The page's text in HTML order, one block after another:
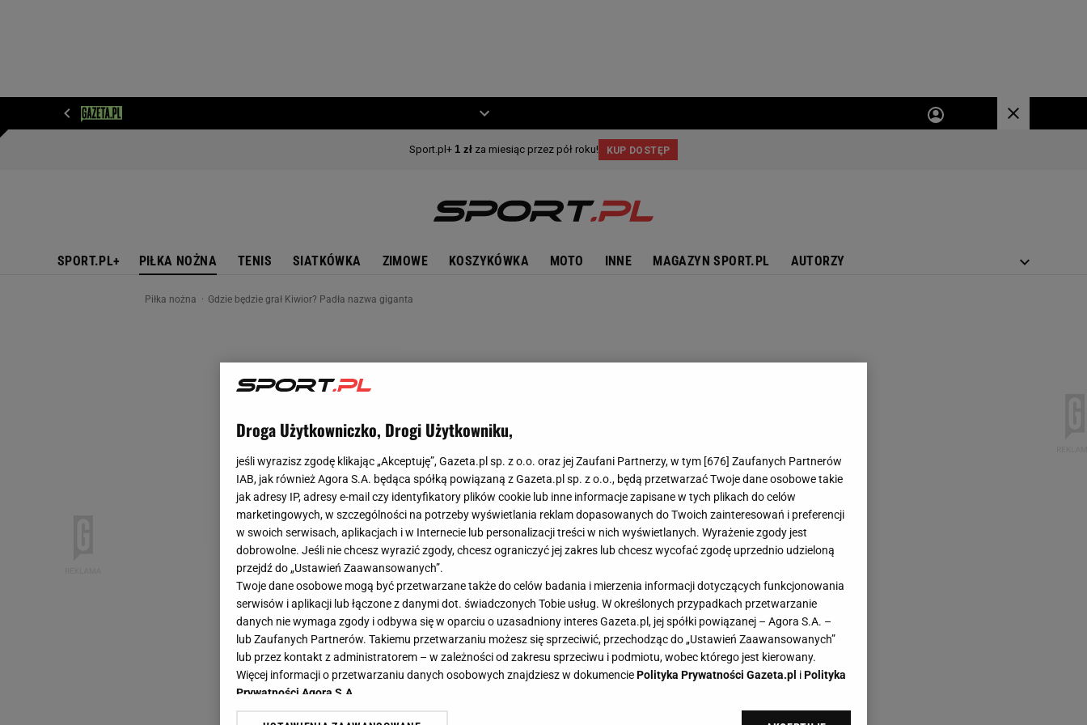
SPORT.PL+ PIŁKA NOŻNA TENIS SIATKÓWKA ZIMOWE KOSZYKÓWKA MOTO INNE MAGAZYN SPORT.PL AUTORZY
Piłka nożna Gdzie będzie grał Kiwior? Padła nazwa giganta
Droga Użytkowniczko, Drogi Użytkowniku,
jeśli wyrazisz zgodę klikając „Akceptuję”, Gazeta.pl sp. z o.o. oraz jej Zaufani Partnerzy, w tym [676] Zaufanych Partnerów
IAB, jak również Agora S.A. będąca spółką powiązaną z Gazeta.pl sp. z o.o., będą przetwarzać Twoje dane osobowe takie
jak adresy IP, adresy e-mail czy identyfikatory plików cookie lub inne informacje zapisane w tych plikach do celów
marketingowych, w szczególności na potrzeby wyświetlania reklam dopasowanych do Twoich zainteresowań i preferencji
w swoich serwisach, aplikacjach i w Internecie lub personalizacji treści w nich wyświetlanych. Wyrażenie zgody jest
dobrowolne. Jeśli nie chcesz wyrazić zgody, chcesz ograniczyć jej zakres lub chcesz wycofać zgodę uprzednio udzieloną
przejdź do „Ustawień Zaawansowanych”.
Twoje dane osobowe mogą być przetwarzane także do celów badania i mierzenia informacji dotyczących funkcjonowania
serwisów i aplikacji lub łączone z danymi dot. świadczonych Tobie usług. W określonych przypadkach przetwarzanie
danych nie wymaga zgody i odbywa się w oparciu o uzasadniony interes Gazeta.pl, jej spółki powiązanej – Agora S.A. –
lub Zaufanych Partnerów. Takiemu przetwarzaniu możesz się sprzeciwić, przechodząc do „Ustawień Zaawansowanych”
lub przez kontakt z administratorem – w zależności od zakresu sprzeciwu i podmiotu, wobec którego jest kierowany.
Więcej informacji o przetwarzaniu danych osobowych znajdziesz w dokumenciePolityka Prywatności Gazeta.pl iPolityka
Prywatności Agora S.A.